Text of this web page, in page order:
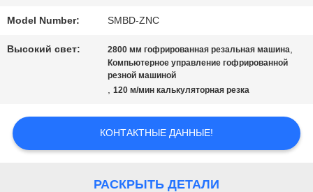
С
НАМИ
ЗАПРОСИТЕ
ЦИТАТУ
Model Number: SMBD-ZNC
Высокий свет: 2800 мм гофрированная резальная машина,
Компьютерное управление гофрированной
резной машиной
,120 м/мин калькуляторная резка
КОНТАКТНЫЕ ДАННЫЕ!
РАСКРЫТЬ ДЕТАЛИ